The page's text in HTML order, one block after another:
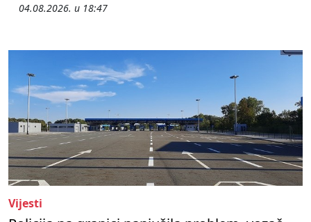
04.08.2026. u 18:47
Vijesti